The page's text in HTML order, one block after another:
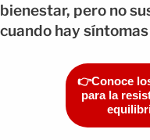
bienestar, pero no
cuando hay
👉Conoce
para la